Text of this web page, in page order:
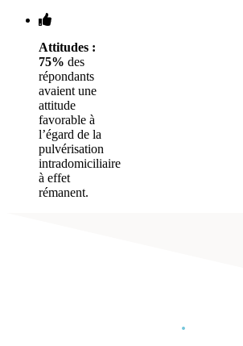
Attitudes :
75% des
répondants
avaient une
attitude
favorable à
l’égard de la
pulvérisation
intradomiciliaire
à effet
rémanent.
.